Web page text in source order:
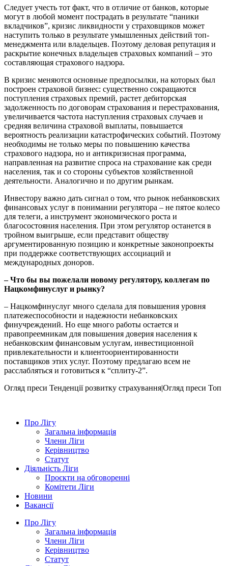
Следует учесть тот факт, что в отличие от банков, которые
могут в любой момент пострадать в результате “паники
вкладчиков”, кризис ликвидности у страховщиков может
наступить только в результате умышленных действий топ-
менеджмента или владельцев. Поэтому деловая репутация и
раскрытие конечных владельцев страховых компаний – это
составляющая страхового надзора.
В кризис меняются основные предпосылки, на которых был
построен страховой бизнес: существенно сокращаются
поступления страховых премий, растет дебиторская
задолженность по договорам страхования и перестрахования,
увеличивается частота наступления страховых случаев и
средняя величина страховой выплаты, повышается
вероятность реализации катастрофических событий. Поэтому
необходимы не только меры по повышению качества
страхового надзора, но и антикризисная программа,
направленная на развитие спроса на страхование как среди
населения, так и со стороны субъектов хозяйственной
деятельности. Аналогично и по другим рынкам.
Инвестору важно дать сигнал о том, что рынок небанковских
финансовых услуг в понимании регулятора – не пятое колесо
для телеги, а инструмент экономического роста и
благосостояния населения. При этом регулятор останется в
тройном выигрыше, если представит обществу
аргументированную позицию и конкретные законопроекты
при поддержке соответствующих ассоциаций и
международных доноров.
– Что бы вы пожелали новому регулятору, коллегам по
Нацкомфинуслуг и рынку?
– Нацкомфинуслуг много сделала для повышения уровня
платежеспособности и надежности небанковских
финучреждений. Но еще много работы остается и
правопреемникам для повышения доверия населения к
небанковским финансовым услугам, инвестиционной
привлекательности и клиентоориентированности
поставщиков этих услуг. Поэтому предлагаю всем не
расслабляться и готовиться к “сплиту-2”.
Огляд преси Тенденції розвитку страхування|Огляд преси Топ
Про Лігу
Загальна інформація
Члени Ліги
Керівництво
Статут
Діяльність Ліги
Проєкти на обговоренні
Комітети Ліги
Новини
Вакансії
Про Лігу
Загальна інформація
Члени Ліги
Керівництво
Статут